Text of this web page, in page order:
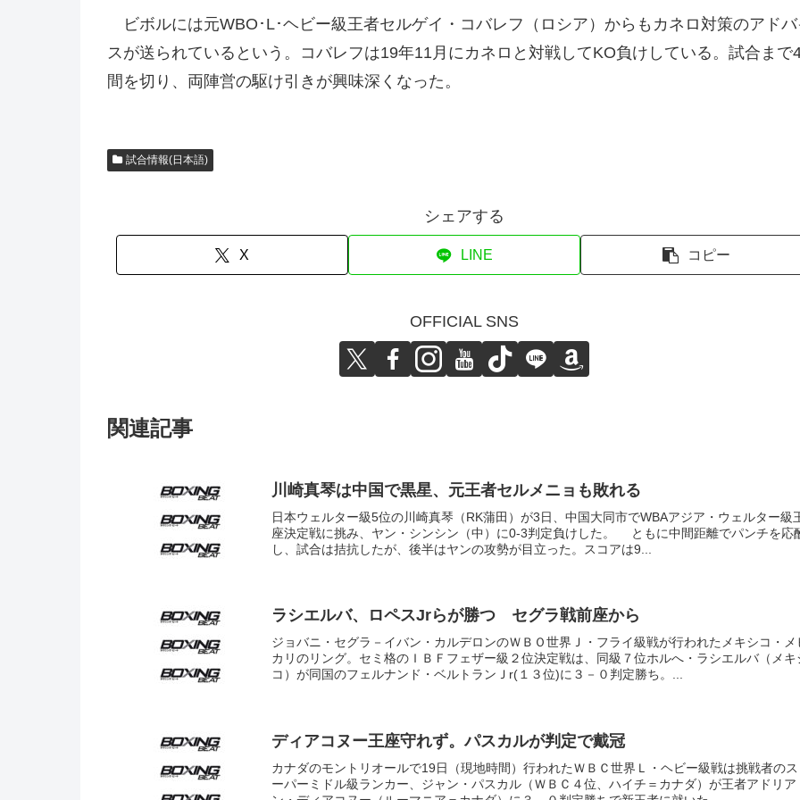
ビボルには元WBO･L･ヘビー級王者セルゲイ・コバレフ（ロシア）からもカネロ対策のアドバ
スが送られているという。コバレフは19年11月にカネロと対戦してKO負けしている。試合まで
間を切り、両陣営の駆け引きが興味深くなった。
試合情報(日本語)
シェアする
X LINE コピー
OFFICIAL SNS
関連記事
川崎真琴は中国で黒星、元王者セルメニョも敗れる
日本ウェルター級5位の川崎真琴（RK蒲田）が3日、中国大同市でWBAアジア・ウェルター級
座決定戦に挑み、ヤン・シンシン（中）に0-3判定負けした。 ともに中間距離でパンチを応
し、試合は拮抗したが、後半はヤンの攻勢が目立った。スコアは9...
ラシエルバ、ロペスJrらが勝つ セグラ戦前座から
ジョバニ・セグラ－イバン・カルデロンのＷＢＯ世界Ｊ・フライ級戦が行われたメキシコ・メ
カリのリング。セミ格のＩＢＦフェザー級２位決定戦は、同級７位ホルへ・ラシエルバ（メキ
コ）が同国のフェルナンド・ベルトランＪr(１３位)に３－０判定勝ち。...
ディアコヌー王座守れず。パスカルが判定で戴冠
カナダのモントリオールで19日（現地時間）行われたＷＢＣ世界Ｌ・ヘビー級戦は挑戦者のス
ーパーミドル級ランカー、ジャン・パスカル（ＷＢＣ４位、ハイチ＝カナダ）が王者アドリア